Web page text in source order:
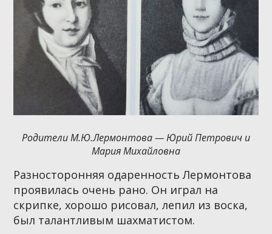
Родители М.Ю.Лермонтова — Юрий Петрович и
Мария Михайловна
Разносторонняя одаренность Лермонтова
проявилась очень рано. Он играл на
скрипке, хорошо рисовал, лепил из воска,
был талантливым шахматистом.